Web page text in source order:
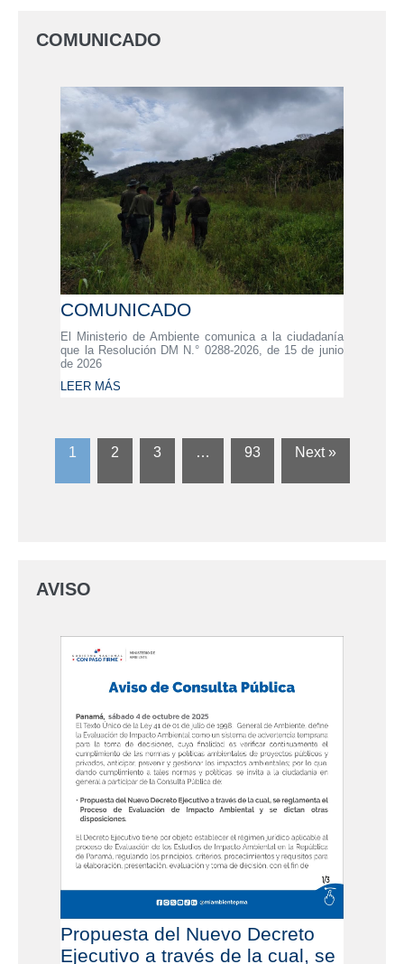
COMUNICADO
COMUNICADO
El Ministerio de Ambiente comunica a la ciudadanía
que la Resolución DM N.° 0288-2026, de 15 de junio
de 2026
LEER MÁS
1 2 3 … 93 Next »
AVISO
Propuesta del Nuevo Decreto
Ejecutivo a través de la cual, se